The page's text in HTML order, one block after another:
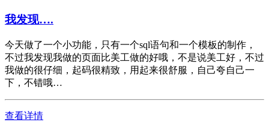
我发现….
今天做了一个小功能，只有一个sql语句和一个模板的制作，
不过我发现我做的页面比美工做的好哦，不是说美工好，不过
我做的很仔细，起码很精致，用起来很舒服，自己夸自己一
下，不错哦…
查看详情